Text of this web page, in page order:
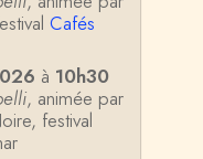
Cafés
à 10h30
, animée par
festival